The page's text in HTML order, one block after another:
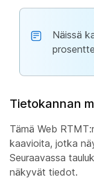
Näissä
Tietokannan
Tämä Web
kaavioita, jotka
Seuraavassa
näkyvät tiedot.